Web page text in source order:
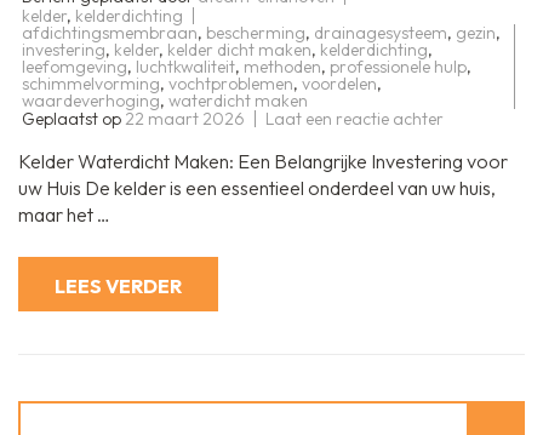
kelder, kelderdichting
afdichtingsmembraan, bescherming, drainagesysteem, gezin,
investering, kelder, kelder dicht maken, kelderdichting,
leefomgeving, luchtkwaliteit, methoden, professionele hulp,
schimmelvorming, vochtproblemen, voordelen,
waardeverhoging, waterdicht maken
Geplaatst op 22 maart 2026 Laat een reactie achter
waarom
uw
Kelder Waterdicht Maken: Een Belangrijke Investering voor
uw Huis De kelder is een essentieel onderdeel van uw huis,
maar het …
LEES VERDER